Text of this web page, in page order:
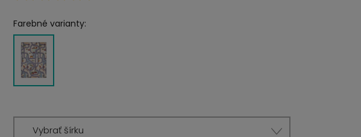
Farebné varianty:
Vybrať šírku